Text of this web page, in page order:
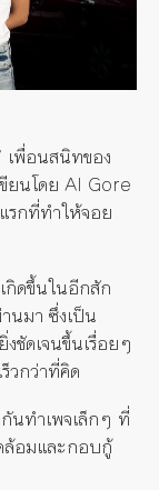
เพื่อนสนิทของ
ยนโดย Al Gore
รกที่ทำให้จอย
กิดขึ้นในอีกสัก
นมา ซึ่งเป็น
ชัดเจนขึ้นเรื่อยๆ
วกว่าที่คิด
นทำเพจเล็กๆ ที่
ล้อมและกอบกู้